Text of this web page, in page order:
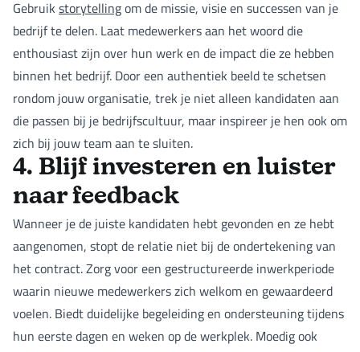
Gebruik storytellingom de missie, visie en successen van je
bedrijf te delen. Laat medewerkers aan het woord die
enthousiast zijn over hun werk en de impact die ze hebben
binnen het bedrijf. Door een authentiek beeld te schetsen
rondom jouw organisatie, trek je niet alleen kandidaten aan
die passen bij je bedrijfscultuur, maar inspireer je hen ook om
zich bij jouw team aan te sluiten.
4. Blijf investeren en luister
naar feedback
Wanneer je de juiste kandidaten hebt gevonden en ze hebt
aangenomen, stopt de relatie niet bij de ondertekening van
het contract. Zorg voor een gestructureerde inwerkperiode
waarin nieuwe medewerkers zich welkom en gewaardeerd
voelen. Biedt duidelijke begeleiding en ondersteuning tijdens
hun eerste dagen en weken op de werkplek. Moedig ook